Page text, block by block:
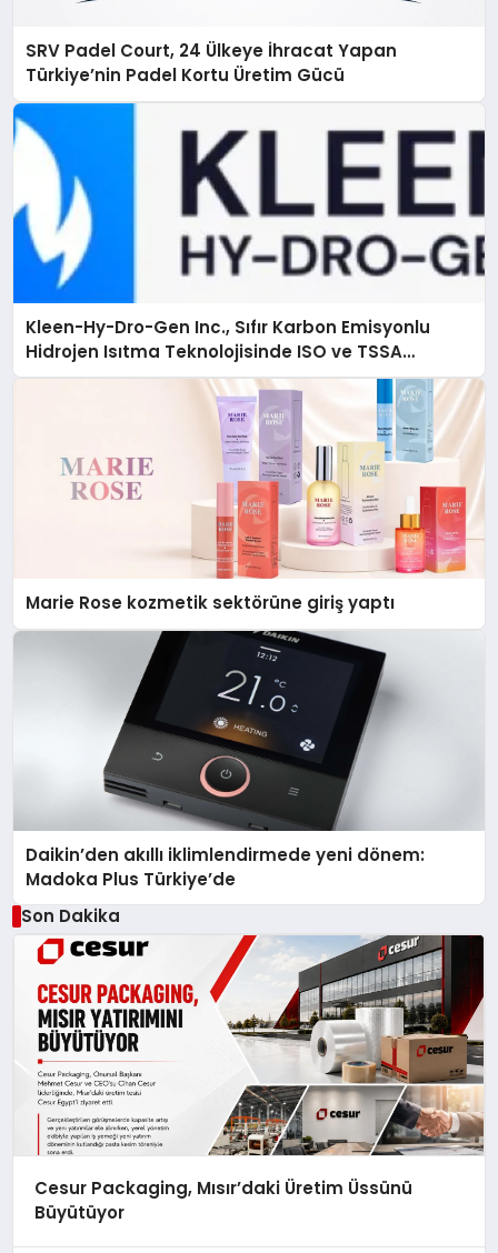
SRV Padel Court, 24 Ülkeye İhracat Yapan
Türkiye’nin Padel Kortu Üretim Gücü
Kleen-Hy-Dro-Gen Inc., Sıfır Karbon Emisyonlu
Hidrojen Isıtma Teknolojisinde ISO ve TSSA
Düzenleyici Onaylarını Aldı
Marie Rose kozmetik sektörüne giriş yaptı
Daikin’den akıllı iklimlendirmede yeni dönem:
Madoka Plus Türkiye’de
Son Dakika
Cesur Packaging, Mısır’daki Üretim Üssünü
Büyütüyor